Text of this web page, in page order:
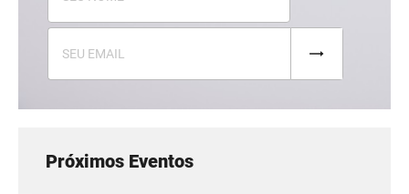
Próximos Eventos